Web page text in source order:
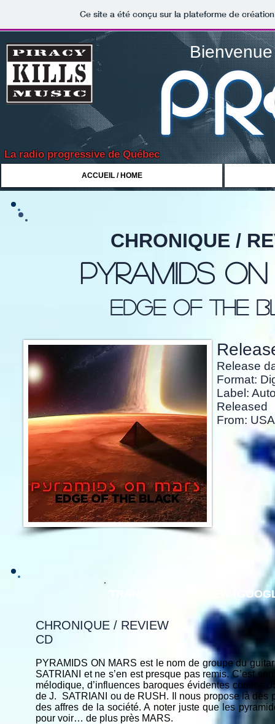
Ce site a été conçu sur la plateforme de
La radio progressive de Québec
CHRONIQUE /
pyramids
edge of the
Release
Format:
Label:
Released
From: USA
TRANSLATED REVIEW
CHRONIQUE / REVIEW
CD
PYRAMIDS ON MARS est le nom de groupe du
SATRIANI et ne s’en est presque pas remis. C’est
mélodique, d’influences baroques évidentes comme
de J. SATRIANI ou de RUSH. Il nous propose là des
des affres de la société. A noter juste que les
pour voir… de plus près MARS.
ACCUEIL / HOME